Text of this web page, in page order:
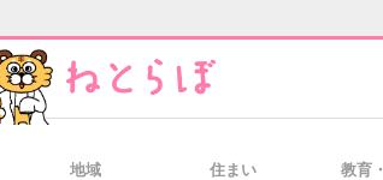
地域 住まい 教育